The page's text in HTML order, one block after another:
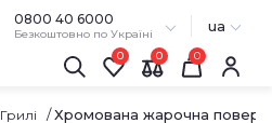
0800 40 6000
Безкоштовно по Україні ua
0 0
Грилі Хромована жарочна